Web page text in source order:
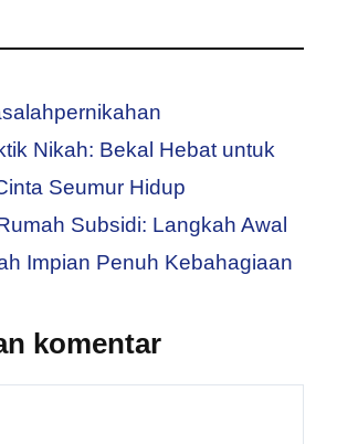
Nikah: Bekal Hebat untuk
Seumur Hidup
Subsidi: Langkah Awal
Impian Penuh Kebahagiaan
komentar